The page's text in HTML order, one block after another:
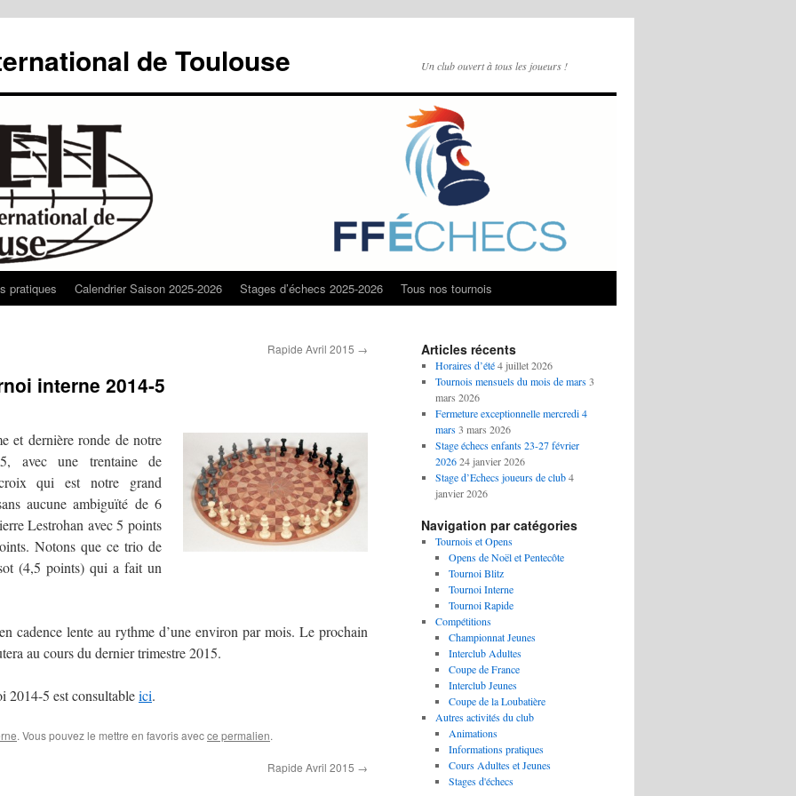
de Toulouse Un club ouvert à tous les joueurs !
pratiques Calendrier Saison 2025-2026 Stages d’échecs 2025-2026 Tous nos tournois
Rapide Avril 2015 →
interne 2014-5
et dernière ronde de notre
avec une trentaine de
qui est notre grand
aucune ambiguïté de 6
Lestrohan avec 5 points
Notons que ce trio de
(4,5 points) qui a fait un
cadence lente au rythme d’une environ par mois. Le prochain
au cours du dernier trimestre 2015.
2014-5 est consultableici.
. Vous pouvez le mettre en favoris avecce permalien.
Rapide Avril 2015 →
Articles récents
Horaires d’été 4 juillet 2026
Tournois mensuels du mois de mars 3
mars 2026
Fermeture exceptionnelle mercredi 4
mars 3 mars 2026
Stage échecs enfants 23-27 février
2026 24 janvier 2026
Stage d’Echecs joueurs de club 4
janvier 2026
Navigation par catégories
Tournois et Opens
Opens de Noël et Pentecôte
Tournoi Blitz
Tournoi Interne
Tournoi Rapide
Compétitions
Championnat Jeunes
Interclub Adultes
Coupe de France
Interclub Jeunes
Coupe de la Loubatière
Autres activités du club
Animations
Informations pratiques
Cours Adultes et Jeunes
Stages d'échecs